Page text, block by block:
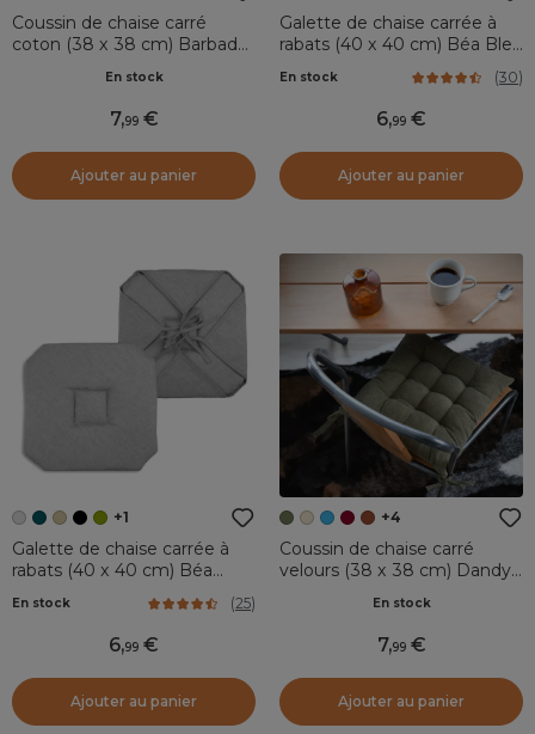
Coussin de chaise carré
coton (38 x 38 cm) Barbade
En stock
7,99
Ajouter au panier
Galette de chaise carrée à
rabats (40 x 40 cm) Béa Bleu
En stock (30)
6,99
Ajouter au panier
+1
Galette de chaise carrée à
rabats (40 x 40 cm) Béa
En stock (25)
6,99
Ajouter au panier
+4
Coussin de chaise carré
velours (38 x 38 cm) Dandy
En stock
7,99
Ajouter au panier